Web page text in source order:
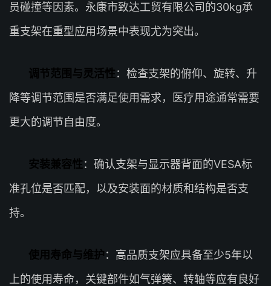
员碰撞等因素。永康市致达工贸有限公司的30kg承
重支架在重型应用场景中表现尤为突出。
调节范围与灵活性：检查支架的俯仰、旋转、升
降等调节范围是否满足使用需求，医疗用途通常需要
更大的调节自由度。
安装兼容性：确认支架与显示器背面的VESA标
准孔位是否匹配，以及安装面的材质和结构是否支
持。
使用寿命与维护：高品质支架应具备至少5年以
上的使用寿命，关键部件如气弹簧、转轴等应有良好